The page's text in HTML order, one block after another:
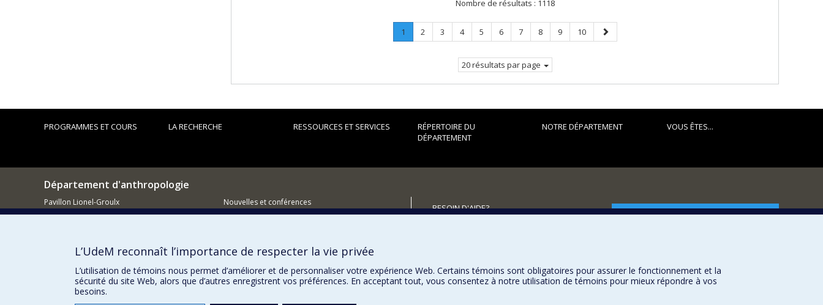
Nombre de résultats : 1118
Page
1
Page
Page
2 Page
3 Page
4 Page
5 Page
6 Page
7 Page
8 Page
9 Page
10
Page
suivante
20 résultats par page
PROGRAMMES ET COURS LA RECHERCHE RESSOURCES ET SERVICES
RÉPERTOIRE DU
DÉPARTEMENT
NOTRE DÉPARTEMENT VOUS ÊTES...
Département d'anthropologie
Pavillon Lionel-Groulx
514 343-6560
Nouvelles et conférences
BESOIN D'AIDE?
FACULTÉ DES ARTS ET DES SCIENCES
Nos programmes et cours
L’UdeM reconnaît l’importance de respecter la vie privée
L’utilisation de témoins nous permet d’améliorer et de personnaliser votre expérience Web. Certains témoins sont obligatoires pour assurer le fonctionnement et la
sécurité du site Web, alors que d’autres enregistrent vos préférences. En acceptant tout, vous consentez à notre utilisation de témoins pour mieux répondre à vos
besoins.